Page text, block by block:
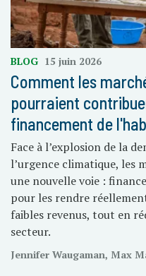
BLOG 15 juin 2026
Comment les
pourraient
financement de
Face à l’explosion de la
l’urgence climatique, les
une nouvelle voie :
pour les rendre
faibles revenus, tout en
secteur.
Jennifer Waugaman, Max